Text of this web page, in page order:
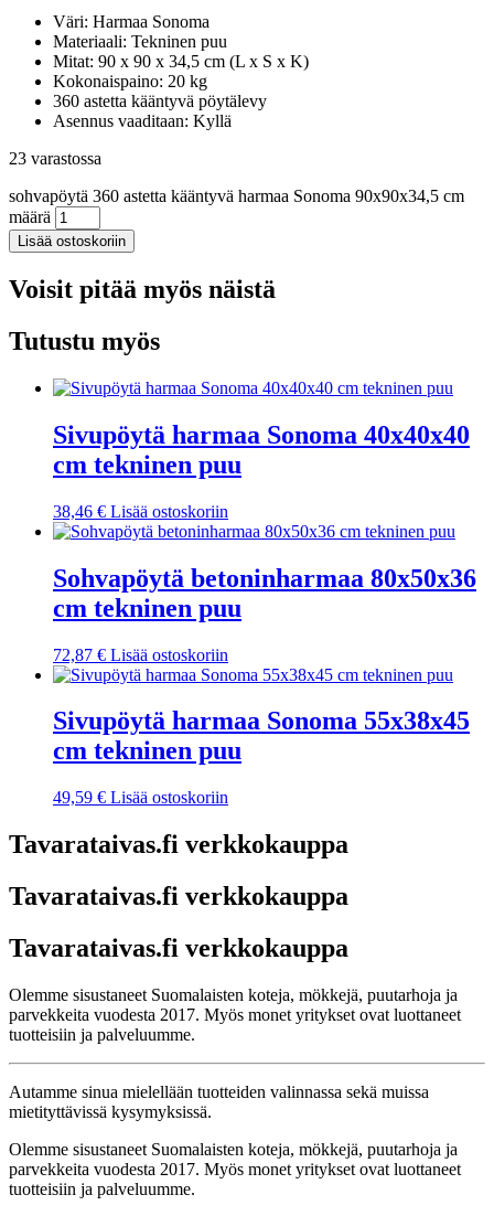
Väri: Harmaa Sonoma
Materiaali: Tekninen puu
Mitat: 90 x 90 x 34,5 cm (L x S x K)
Kokonaispaino: 20 kg
360 astetta kääntyvä pöytälevy
Asennus vaaditaan: Kyllä
23 varastossa
sohvapöytä 360 astetta kääntyvä harmaa Sonoma 90x90x34,5 cm
määrä
Lisää ostoskoriin
Voisit pitää myös näistä
Tutustu myös
Sivupöytä harmaa Sonoma 40x40x40
cm tekninen puu
38,46 € Lisää ostoskoriin
Sohvapöytä betoninharmaa 80x50x36
cm tekninen puu
72,87 € Lisää ostoskoriin
Sivupöytä harmaa Sonoma 55x38x45
cm tekninen puu
49,59 € Lisää ostoskoriin
Tavarataivas.fi verkkokauppa
Tavarataivas.fi verkkokauppa
Tavarataivas.fi verkkokauppa
Olemme sisustaneet Suomalaisten koteja, mökkejä, puutarhoja ja
parvekkeita vuodesta 2017. Myös monet yritykset ovat luottaneet
tuotteisiin ja palveluumme.
Autamme sinua mielellään tuotteiden valinnassa sekä muissa
mietityttävissä kysymyksissä.
Olemme sisustaneet Suomalaisten koteja, mökkejä, puutarhoja ja
parvekkeita vuodesta 2017. Myös monet yritykset ovat luottaneet
tuotteisiin ja palveluumme.